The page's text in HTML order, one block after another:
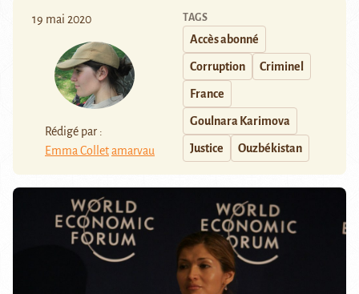
19 mai 2020
Rédigé par :
Emma Colletamarvau
TAGS
Accès abonné
Corruption Criminel
France
Goulnara Karimova
Justice Ouzbékistan